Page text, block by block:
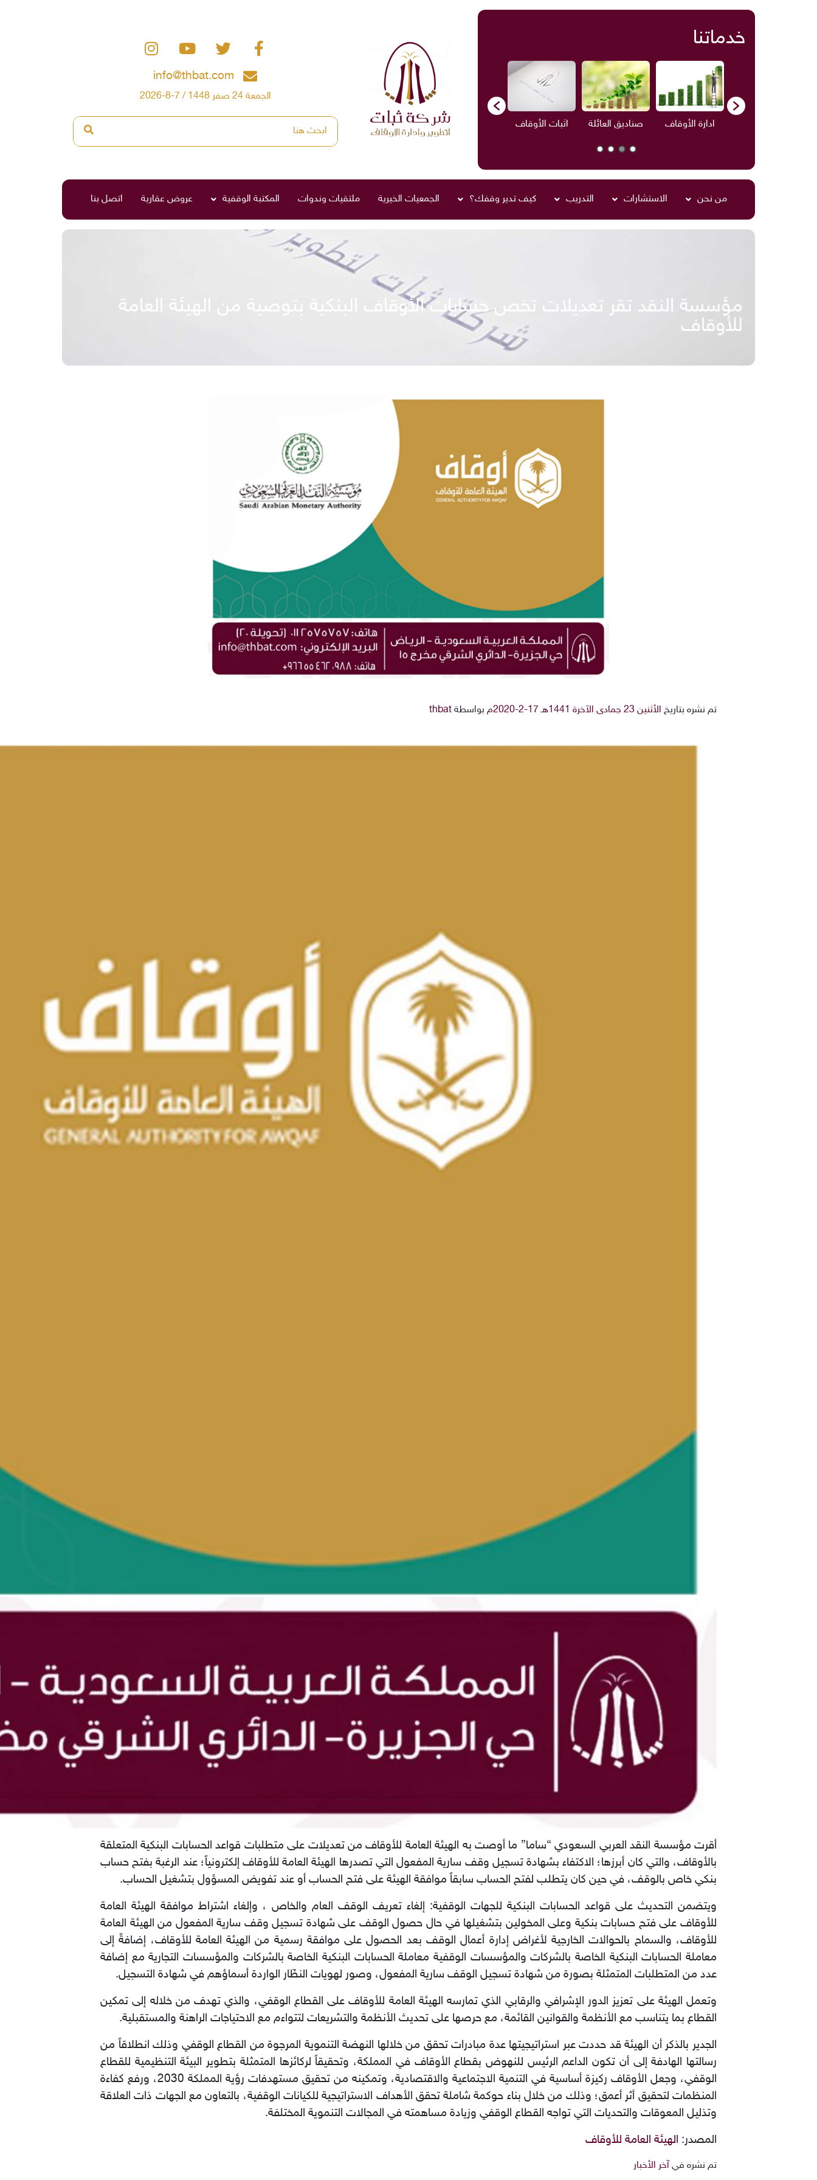
خدماتنا
ادارة الأوقاف صناديق العائلة اثبات الأوقاف الاستشارات ادارة الأوقاف صناديق العائلة
info@thbat.com
الجمعة 24 صفر 1448 / 7-8-2026
من نحن الاستشارات التدريب كيف تدير وقفك؟ الجمعيات الخيرية ملتقيات وندوات المكتبة الوقفية عروض عقارية اتصل بنا
مؤسسة النقد تقر تعديلات تخص حسابات الأوقاف البنكية بتوصية من الهيئة العامة
للأوقاف
تم نشره بتاريخ الأثنين 23 جمادى الآخرة 1441هـ 17-2-2020م بواسطة thbat
أقرت مؤسسة النقد العربي السعودي “ساما” ما أوصت به الهيئة العامة للأوقاف من تعديلات على متطلبات قواعد الحسابات البنكية المتعلقة
بالأوقاف، والتي كان أبرزها؛ الاكتفاء بشهادة تسجيل وقف سارية المفعول التي تصدرها الهيئة العامة للأوقاف إلكترونياً؛ عند الرغبة بفتح حساب
بنكي خاص بالوقف، في حين كان يتطلب لفتح الحساب سابقاً موافقة الهيئة على فتح الحساب أو عند تفويض المسؤول بتشغيل الحساب.
ويتضمن التحديث على قواعد الحسابات البنكية للجهات الوقفية: إلغاء تعريف الوقف العام والخاص ، وإلغاء اشتراط موافقة الهيئة العامة
للأوقاف على فتح حسابات بنكية وعلى المخولين بتشغيلها في حال حصول الوقف على شهادة تسجيل وقف سارية المفعول من الهيئة العامة
للأوقاف، والسماح بالحوالات الخارجية لأغراض إدارة أعمال الوقف بعد الحصول على موافقة رسمية من الهيئة العامة للأوقاف، إضافةً إلى
معاملة الحسابات البنكية الخاصة بالشركات والمؤسسات الوقفية معاملة الحسابات البنكية الخاصة بالشركات والمؤسسات التجارية مع إضافة
عدد من المتطلبات المتمثلة بصورة من شهادة تسجيل الوقف سارية المفعول، وصور لهويات النظّار الواردة أسماؤهم في شهادة التسجيل.
وتعمل الهيئة على تعزيز الدور الإشرافي والرقابي الذي تمارسه الهيئة العامة للأوقاف على القطاع الوقفي، والذي تهدف من خلاله إلى تمكين
القطاع بما يتناسب مع الأنظمة والقوانين القائمة، مع حرصها على تحديث الأنظمة والتشريعات لتتواءم مع الاحتياجات الراهنة والمستقبلية.
الجدير بالذكر أن الهيئة قد حددت عبر استراتيجيتها عدة مبادرات تحقق من خلالها النهضة التنموية المرجوة من القطاع الوقفي وذلك انطلاقاً من
رسالتها الهادفة إلى أن تكون الداعم الرئيس للنهوض بقطاع الأوقاف في المملكة، وتحقيقاً لركائزها المتمثلة بتطوير البيئة التنظيمية للقطاع
الوقفي، وجعل الأوقاف ركيزة أساسية في التنمية الاجتماعية والاقتصادية، وتمكينه من تحقيق مستهدفات رؤية المملكة 2030، ورفع كفاءة
المنظمات لتحقيق أثر أعمق؛ وذلك من خلال بناء حوكمة شاملة تحقق الأهداف الاستراتيجية للكيانات الوقفية، بالتعاون مع الجهات ذات العلاقة
وتذليل المعوقات والتحديات التي تواجه القطاع الوقفي وزيادة مساهمته في المجالات التنموية المختلفة.
المصدر: الهيئة العامة للأوقاف
تم نشره في آخر الأخبار